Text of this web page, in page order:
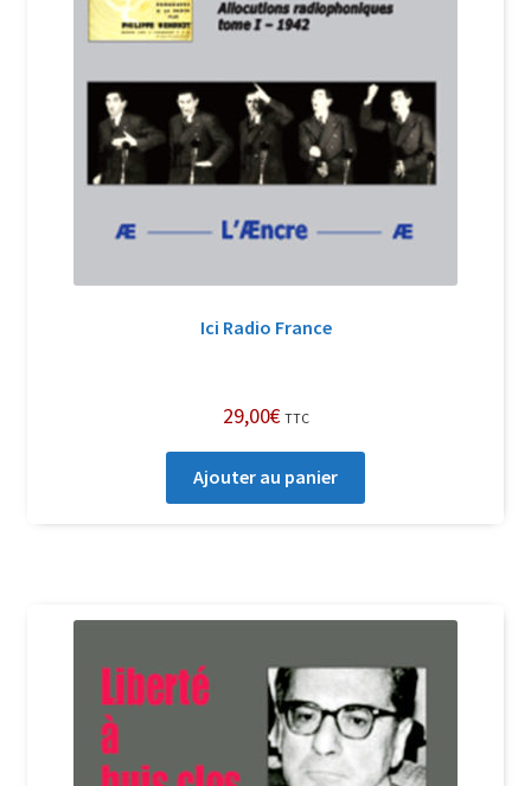
Ici Radio France
29,00€ TTC
Ajouter au panier